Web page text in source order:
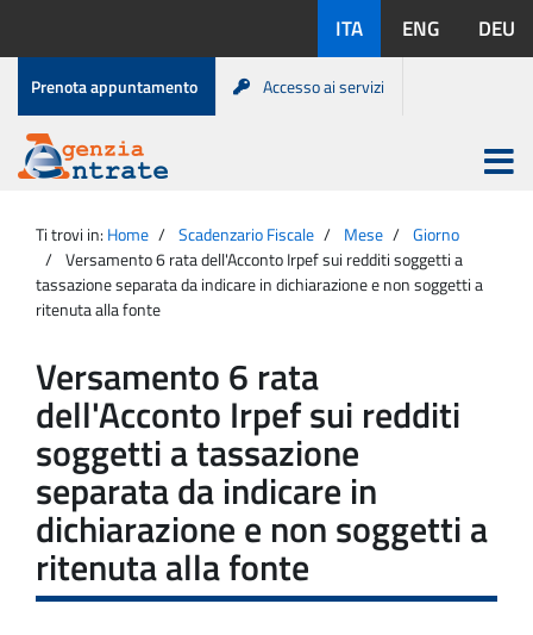
contenuto
disponibili:
ITA ENG DEU
Menu
di
servizio
Prenota appuntamento Accesso ai servizi
Agenzia
Entrate
Apri
menu
principale
Ti trovi in: Home Scadenzario Fiscale Mese
Giorno
Versamento 6 rata dell'Acconto Irpef sui redditi soggetti a
tassazione separata da indicare in dichiarazione e non soggetti a
ritenuta alla fonte
Versamento 6 rata
dell'Acconto Irpef sui redditi
soggetti a tassazione
separata da indicare in
dichiarazione e non soggetti a
ritenuta alla fonte